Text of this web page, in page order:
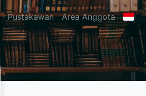
Pustakawan Area Anggota